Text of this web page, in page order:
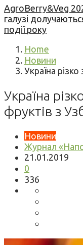
AgroBerry&Veg
галузі
події року
Home
Новини
Україна
Україна
фруктів з
Новини
Журнал
21.01.2019
0
336